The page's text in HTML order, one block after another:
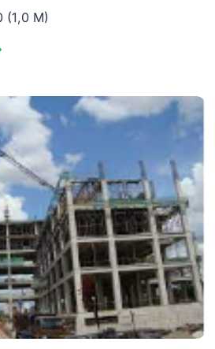
(1,0 M)